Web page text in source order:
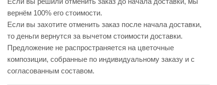
вернём 100% его стоимости.
Если вы захотите отменить заказ после начала доставки,
то деньги вернутся за вычетом стоимости доставки.
Предложение не распространяется на цветочные
композиции, собранные по индивидуальному заказу и с
согласованным составом.